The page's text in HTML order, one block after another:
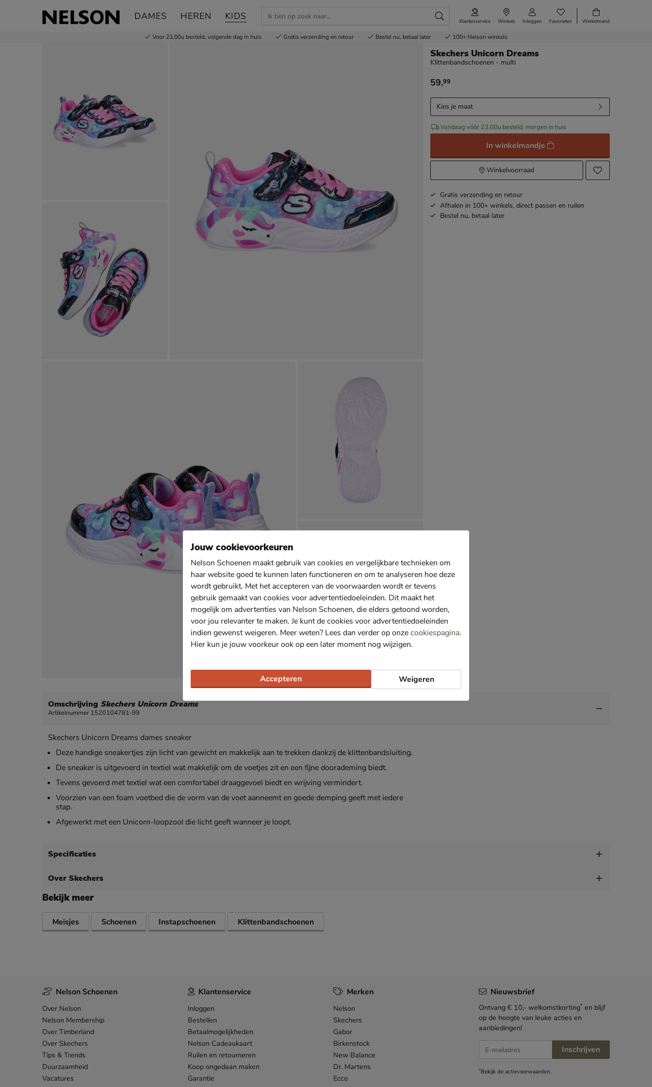
DAMES HEREN KIDS Klantenservice Winkels Inloggen Favorieten Winkelmand
Voor 23.00u besteld, volgende dag in huis Gratis verzending en retour Bestel nu, betaal later 100+ Nelson winkels
Skechers Unicorn Dreams
Klittenbandschoenen
Skechers Unicorn Dreams
Klittenbandschoenen - multi
€ 59,99
59,99
Kies je maat
Vandaag vóór 23.00u besteld, morgen in huis
In winkelmandje
Winkelvoorraad
Gratis verzending en retour
Afhalen in 100+ winkels, direct passen en ruilen
Bestel nu, betaal later
Omschrijving Skechers Unicorn Dreams
Artikelnummer 1520104781-99
Skechers Unicorn Dreams dames sneaker
Deze handige sneakertjes zijn licht van gewicht en makkelijk aan te trekken dankzij de klittenbandsluiting.
De sneaker is uitgevoerd in textiel wat makkelijk om de voetjes zit en een fijne doorademing biedt.
Tevens gevoerd met textiel wat een comfortabel draaggevoel biedt en wrijving vermindert.
Voorzien van een foam voetbed die de vorm van de voet aanneemt en goede demping geeft met iedere
stap.
Afgewerkt met een Unicorn-loopzool die licht geeft wanneer je loopt.
Specificaties
Over Skechers
Bekijk meer
Meisjes Schoenen Instapschoenen Klittenbandschoenen
Nelson Schoenen
Over Nelson
Nelson Membership
Over Timberland
Over Skechers
Tips & Trends
Duurzaamheid
Vacatures
Klantenservice
Inloggen
Bestellen
Betaalmogelijkheden
Nelson Cadeaukaart
Ruilen en retourneren
Koop ongedaan maken
Garantie
Merken
Nelson
Skechers
Gabor
Birkenstock
New Balance
Dr. Martens
Ecco
Nieuwsbrief
Ontvang € 10,- welkomstkorting* en blijf
op de hoogte van leuke acties en
aanbiedingen!
E-mailadres Inschrijven
*Bekijk deactievoorwaarden.
Jouw cookievoorkeuren
Nelson Schoenen maakt gebruik van cookies en vergelijkbare technieken om
haar website goed te kunnen laten functioneren en om te analyseren hoe deze
wordt gebruikt. Met het accepteren van de voorwaarden wordt er tevens
gebruik gemaakt van cookies voor advertentiedoeleinden. Dit maakt het
mogelijk om advertenties van Nelson Schoenen, die elders getoond worden,
voor jou relevanter te maken. Je kunt de cookies voor advertentiedoeleinden
indien gewenst weigeren. Meer weten? Lees dan verder op onzecookiespagina.
Hier kun je jouw voorkeur ook op een later moment nog wijzigen.
Accepteren Weigeren